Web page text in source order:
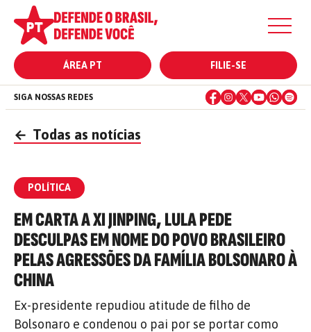
ÁREA PT FILIE-SE
SIGA NOSSAS REDES
← Todas as notícias
POLÍTICA
EM CARTA A XI JINPING, LULA PEDE
DESCULPAS EM NOME DO POVO BRASILEIRO
PELAS AGRESSÕES DA FAMÍLIA BOLSONARO À
CHINA
Ex-presidente repudiou atitude de filho de
Bolsonaro e condenou o pai por se portar como